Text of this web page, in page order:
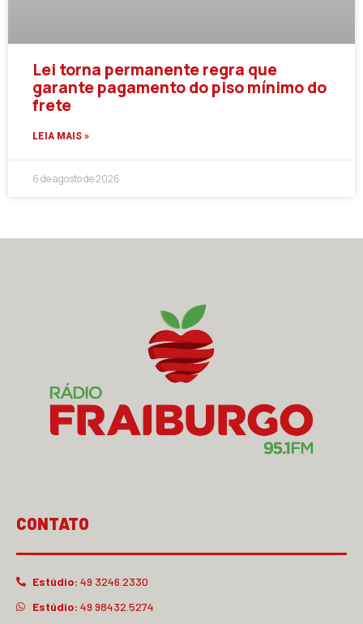
Lei torna permanente regra que
garante pagamento do piso mínimo do
frete
LEIA MAIS »
6 de agosto de 2026
CONTATO
Estúdio: 49 3246.2330
Estúdio: 49 98432.5274